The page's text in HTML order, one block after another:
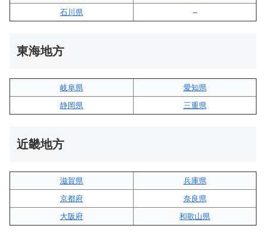
石川県
–
東海地方
岐阜県
愛知県
静岡県
三重県
近畿地方
滋賀県
兵庫県
京都府
奈良県
大阪府
和歌山県